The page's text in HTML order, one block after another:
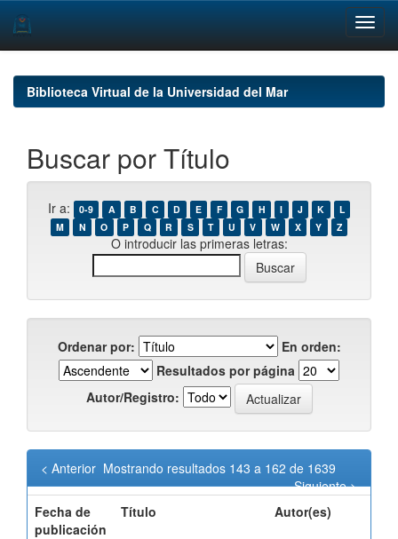
navigationBiblioteca Virtual de la Universidad del Mar
Buscar por Título
Ir a: 0-9 A B C D E F G H I J K
L
M
N O P Q R S T U V W X Y Z
O introducir las primeras letras:
Ordenar por:
En orden:
Resultados por página
Autor/Registro:
Mostrando resultados 143 a 162 de 1639
< Anterior
Siguiente >
Fecha de
publicación
Título Autor(es)